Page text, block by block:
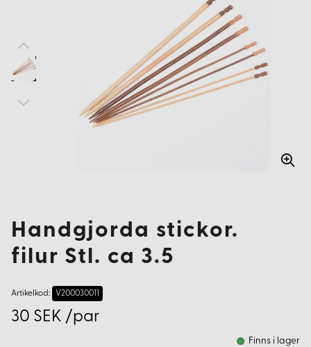
Handgjorda stickor.
filur Stl. ca 3.5
Artikelkod: V200030011
30 SEK /par
Finns i lager